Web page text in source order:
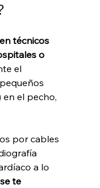
técnicos
o
el
en el pecho,
por cables
a lo
se te